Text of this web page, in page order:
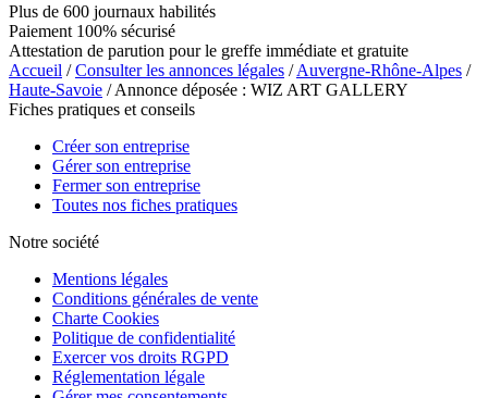
Plus de 600 journaux habilités
Paiement 100% sécurisé
Attestation de parution pour le greffe immédiate et gratuite
Accueil /Consulter les annonces légales /Auvergne-Rhône-Alpes /
Haute-Savoie / Annonce déposée : WIZ ART GALLERY
Fiches pratiques et conseils
Créer son entreprise
Gérer son entreprise
Fermer son entreprise
Toutes nos fiches pratiques
Notre société
Mentions légales
Conditions générales de vente
Charte Cookies
Politique de confidentialité
Exercer vos droits RGPD
Réglementation légale